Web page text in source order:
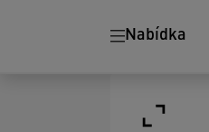
Nabídka